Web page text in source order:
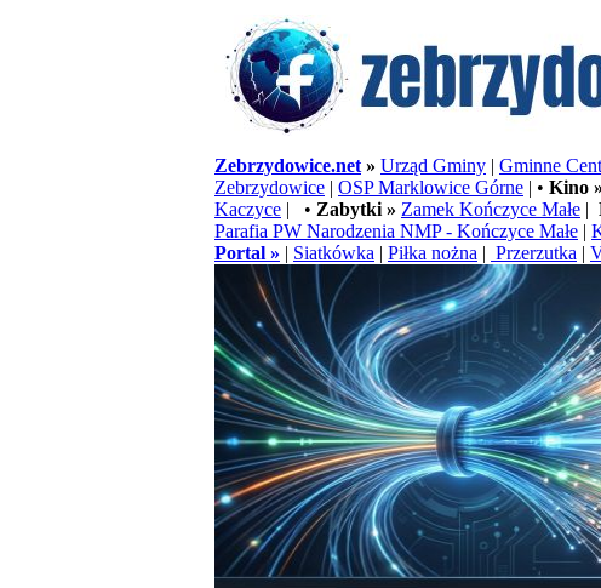
Zebrzydowice.net » Urząd Gminy | Gminne
Zebrzydowice | OSP Marklowice Górne | • Kino »
Kaczyce | • Zabytki » Zamek Kończyce Małe |
Parafia PW Narodzenia NMP - Kończyce Małe |
Portal » | Siatkówka | Piłka nożna | Przerzutka |